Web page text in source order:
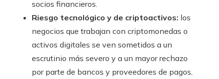
socios financieros.
Riesgo tecnológico y de criptoactivos: los
negocios que trabajan con criptomonedas o
activos digitales se ven sometidos a un
escrutinio más severo y a un mayor rechazo
por parte de bancos y proveedores de pagos,